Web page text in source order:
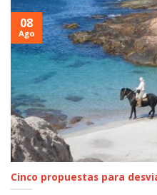
Cinco propuestas para
08
Ago